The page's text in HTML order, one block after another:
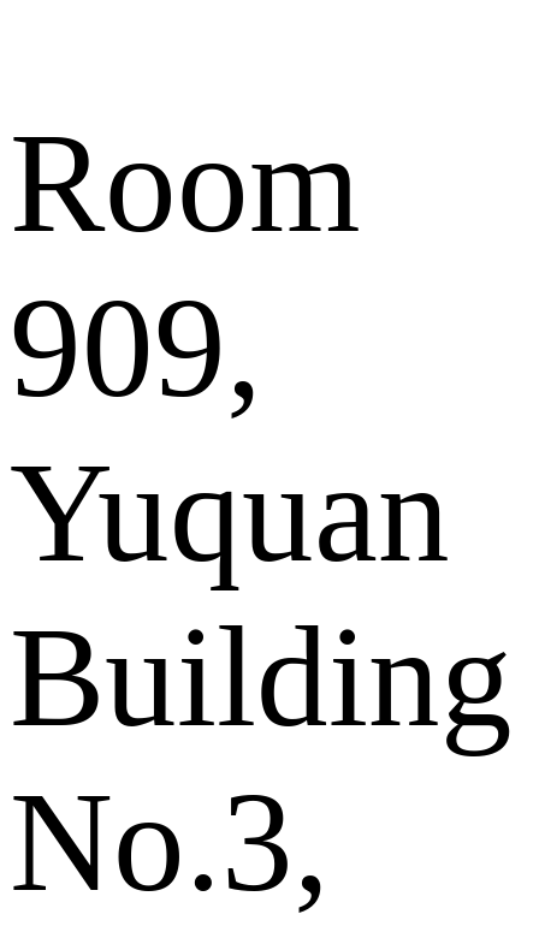
Room
909,
Yuquan
Building
No.3,